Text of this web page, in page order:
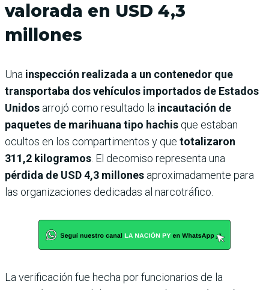
valorada en USD 4,3
millones
Una inspección realizada a un contenedor que
transportaba dos vehículos importados de Estados
Unidos arrojó como resultado la incautación de
paquetes de marihuana tipo hachis que estaban
ocultos en los compartimentos y que totalizaron
311,2 kilogramos . El decomiso representa una
pérdida de USD 4,3 millones aproximadamente para
las organizaciones dedicadas al narcotráfico.
La verificación fue hecha por funcionarios de la